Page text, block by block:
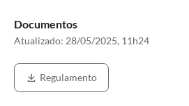
Documentos
Atualizado: 28/05/2025, 11h24
Regulamento